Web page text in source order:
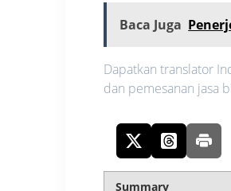
Baca Juga
Dapatkan translator
dan pemesanan jasa
Summary